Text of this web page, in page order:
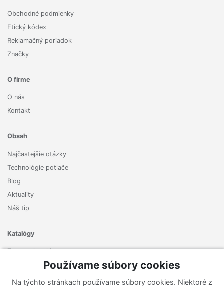
Obchodné podmienky
Etický kódex
Reklamačný poriadok
Značky
O firme
O nás
Kontakt
Obsah
Najčastejšie otázky
Technológie potlače
Blog
Aktuality
Náš tip
Katalógy
Zoznam katalógov
Používame súbory cookies
Na týchto stránkach používame súbory cookies. Niektoré z